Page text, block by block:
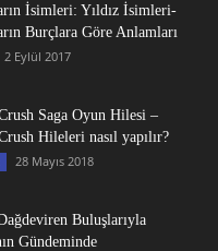
İsimleri: Yıldız İsimleri-
Burçlara Göre Anlamları
2 Eylül 2017
Saga Oyun Hilesi –
Hileleri nasıl yapılır?
28 Mayıs 2018
Buluşlarıyla
Gündeminde